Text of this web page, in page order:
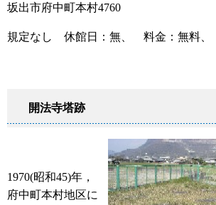
坂出市府中町本村4760
規定なし 休館日：無、 料金：無料
開法寺塔跡
1970(昭和45)年，
府中町本村地区に